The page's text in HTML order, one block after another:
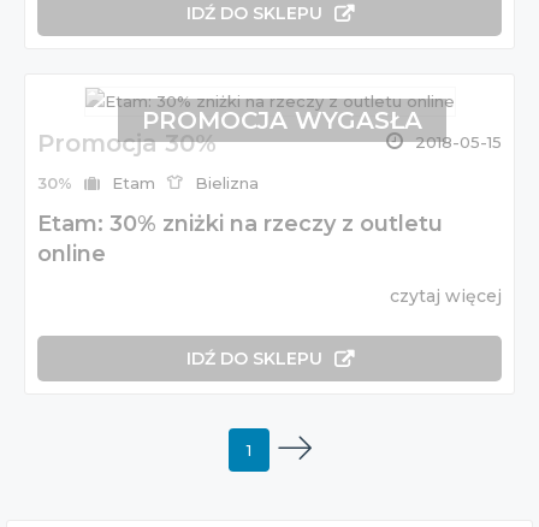
IDŹ DO SKLEPU
Promocja 30% 2018-05-15
30% Etam Bielizna
Etam: 30% zniżki na rzeczy z outletu
online
czytaj więcej
IDŹ DO SKLEPU
PROMOCJA WYGASŁA
1